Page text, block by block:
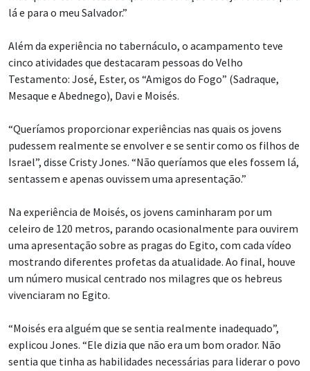
lá e para o meu Salvador.”
Além da experiência no tabernáculo, o acampamento teve
cinco atividades que destacaram pessoas do Velho
Testamento: José, Ester, os “Amigos do Fogo” (Sadraque,
Mesaque e Abednego), Davi e Moisés.
“Queríamos proporcionar experiências nas quais os jovens
pudessem realmente se envolver e se sentir como os filhos de
Israel”, disse Cristy Jones. “Não queríamos que eles fossem lá,
sentassem e apenas ouvissem uma apresentação.”
Na experiência de Moisés, os jovens caminharam por um
celeiro de 120 metros, parando ocasionalmente para ouvirem
uma apresentação sobre as pragas do Egito, com cada vídeo
mostrando diferentes profetas da atualidade. Ao final, houve
um número musical centrado nos milagres que os hebreus
vivenciaram no Egito.
“Moisés era alguém que se sentia realmente inadequado”,
explicou Jones. “Ele dizia que não era um bom orador. Não
sentia que tinha as habilidades necessárias para liderar o povo